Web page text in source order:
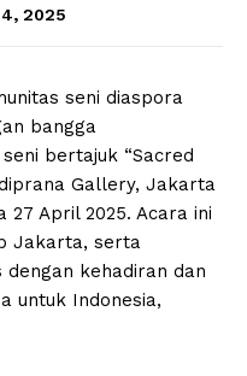
2025
seni diaspora
bangga
bertajuk “Sacred
Gallery, Jakarta
April 2025. Acara ini
Jakarta, serta
kehadiran dan
untuk Indonesia,